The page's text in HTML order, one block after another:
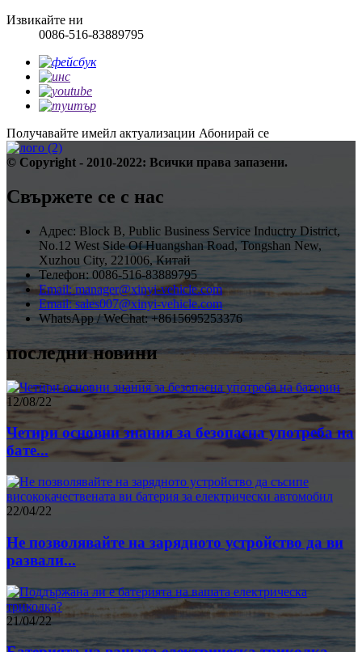
Извикайте ни
0086-516-83889795
Получавайте имейл актуализации Абонирай се
© Copyright - 2010-2022: Всички права запазени.
Свържете се с нас
Адрес: Block B, Public Business Service Inductry District,
No.12 West Side Of Huangshan Road, Tongshan New,
Xuzhou City, 221006, Китай
Телефон: 0086-516-83889795
Email: manager@xinyi-vehicle.com
Email: sales007@xinyi-vehicle.com
WhatsApp / WeChat: +8615695253376
последни новини
12/08/22
Четири основни знания за безопасна употреба на
бате...
22/04/22
Не позволявайте на зарядното устройство да ви
развали...
21/04/22